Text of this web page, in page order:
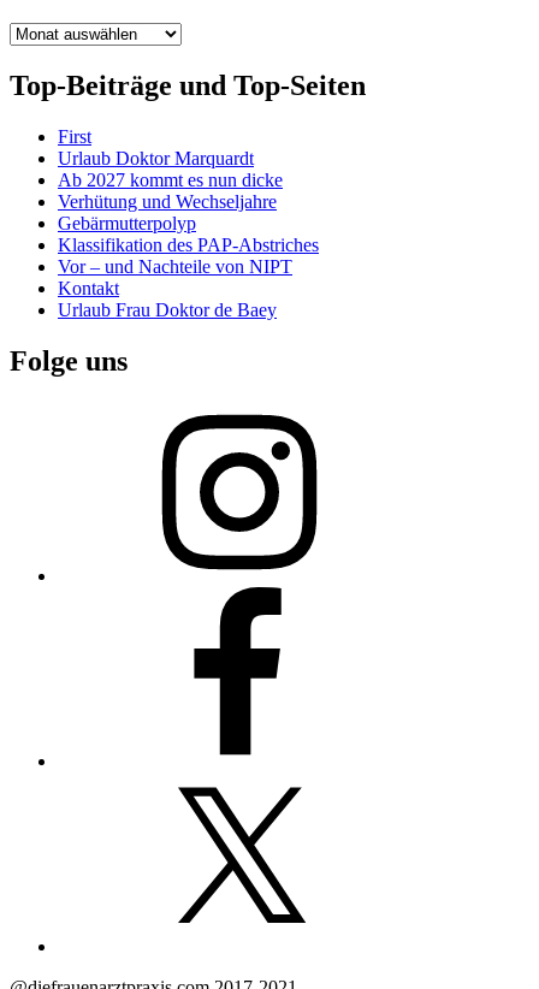
Archiv
Top-Beiträge und Top-Seiten
First
Urlaub Doktor Marquardt
Ab 2027 kommt es nun dicke
Verhütung und Wechseljahre
Gebärmutterpolyp
Klassifikation des PAP-Abstriches
Vor – und Nachteile von NIPT
Kontakt
Urlaub Frau Doktor de Baey
Folge uns